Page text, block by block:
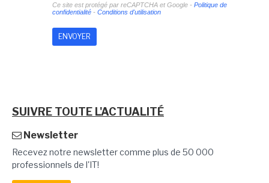
Ce site est protégé par reCAPTCHA et Google - Politique de
confidentialité- Conditions d'utilisation
SUIVRE TOUTE L'ACTUALITÉ
Newsletter
Recevez notre newsletter comme plus de 50 000
professionnels de l'IT!